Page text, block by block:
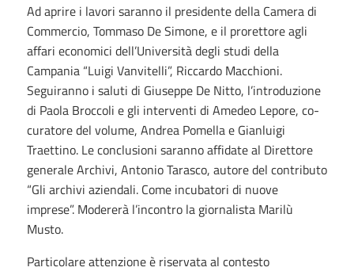
Ad aprire i lavori saranno il presidente della Camera di
Commercio, Tommaso De Simone, e il prorettore agli
affari economici dell’Università degli studi della
Campania “Luigi Vanvitelli”, Riccardo Macchioni.
Seguiranno i saluti di Giuseppe De Nitto, l’introduzione
di Paola Broccoli e gli interventi di Amedeo Lepore, co-
curatore del volume, Andrea Pomella e Gianluigi
Traettino. Le conclusioni saranno affidate al Direttore
generale Archivi, Antonio Tarasco, autore del contributo
“Gli archivi aziendali. Come incubatori di nuove
imprese”. Modererà l’incontro la giornalista Marilù
Musto.
Particolare attenzione è riservata al contesto